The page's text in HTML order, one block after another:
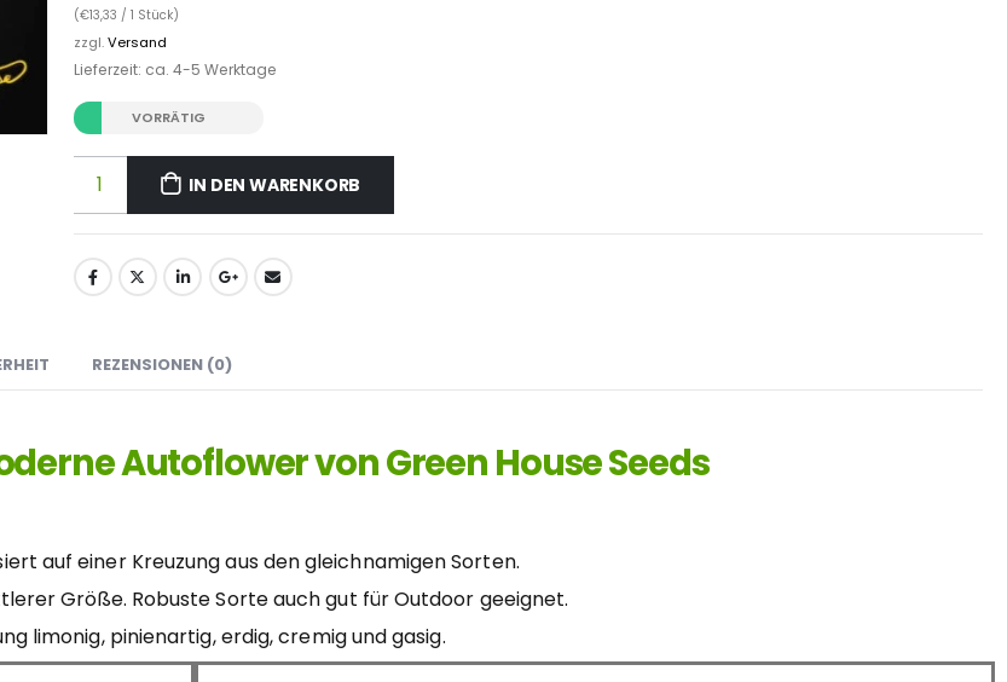
(€13,33 / 1 Stück)
zzgl.Versand
Lieferzeit: ca. 4-5 Werktage
VORRÄTIG
IN DEN WARENKORB
REZENSIONEN (0)
Autoflower von Green House Seeds
auf einer Kreuzung aus den gleichnamigen Sorten.
Größe. Robuste Sorte auch gut für Outdoor geeignet.
limonig, pinienartig, erdig, cremig und gasig.